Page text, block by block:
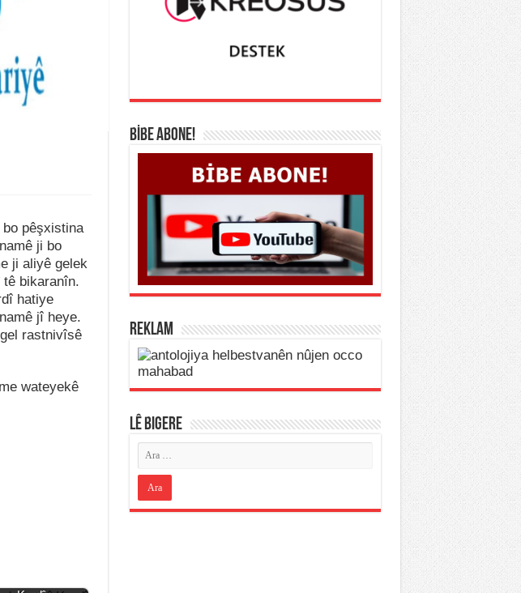
pêşxistina
ji bo
ji aliyê gelek
bikaranîn.
hatiye
jî heye.
rastnivîsê
wateyekê
BİBE ABONE!
REKLAM
LÊ BIGERE